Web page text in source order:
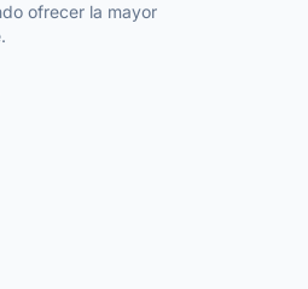
ofrecer la mayor